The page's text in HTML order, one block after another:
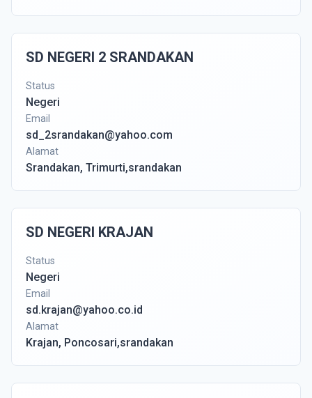
SD NEGERI 2 SRANDAKAN
Status
Negeri
Email
sd_2srandakan@yahoo.com
Alamat
Srandakan, Trimurti,srandakan
SD NEGERI KRAJAN
Status
Negeri
Email
sd.krajan@yahoo.co.id
Alamat
Krajan, Poncosari,srandakan